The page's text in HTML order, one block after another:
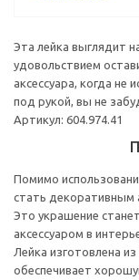
Эта лейка выглядит
удовольствием
аксессуара, когда не
под рукой, вы не
Артикул: 604.974.41
Помимо
стать декоративным
Это украшение
аксессуаром в
Лейка изготовлена
обеспечивает